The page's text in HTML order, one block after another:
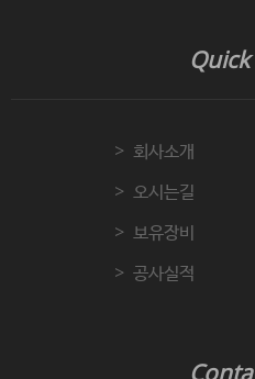
회사소개
오시는길
보유장비
공사실적